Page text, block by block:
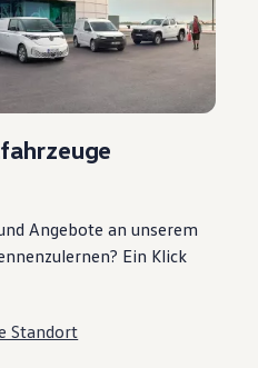
Angebote an unserem
Ein Klick
Standort